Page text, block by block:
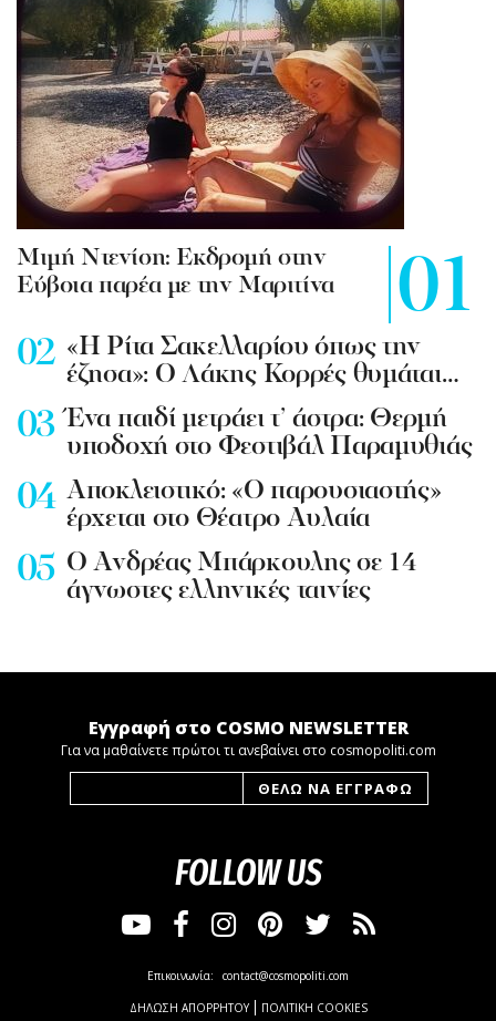
Mιμή Ντενίση: Εκδρομή στην
Εύβοια παρέα με την Μαριτίνα
«Η Ρίτα Σακελλαρίου όπως την
έζησα»: Ο Λάκης Κορρές θυμάται…
Ένα παιδί μετράει τ’ άστρα: Θερμή
υποδοχή στο Φεστιβάλ Παραμυθιάς
Aποκλειστικό: «Ο παρουσιαστής»
έρχεται στο Θέατρο Αυλαία
Ο Ανδρέας Μπάρκουλης σε 14
άγνωστες ελληνικές ταινίες
Εγγραφή στο COSMO NEWSLETTER
Για να μαθαίνετε πρώτοι τι ανεβαίνει στο cosmopoliti.com
FOLLOW US
Επικοινωνία: contact@cosmopoliti.com
ΔΗΛΩΣΗ ΑΠΟΡΡΗΤΟΥ ΠΟΛΙΤΙΚΗ COOKIES